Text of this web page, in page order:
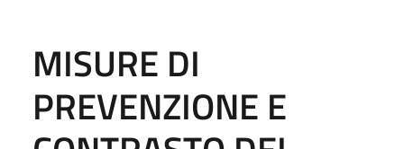
MISURE DI
PREVENZIONE E